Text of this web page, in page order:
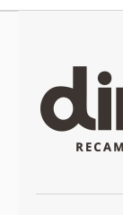
entradas